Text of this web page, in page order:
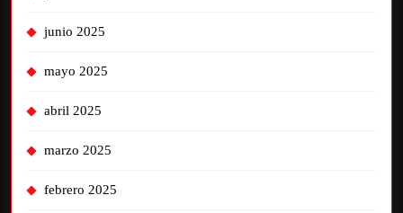
junio 2025
mayo 2025
abril 2025
marzo 2025
febrero 2025